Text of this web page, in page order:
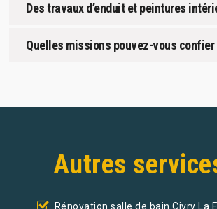
Des travaux d’enduit et peintures
Quelles missions pouvez-vous confier
Autres
Rénovation salle de bain Civry La